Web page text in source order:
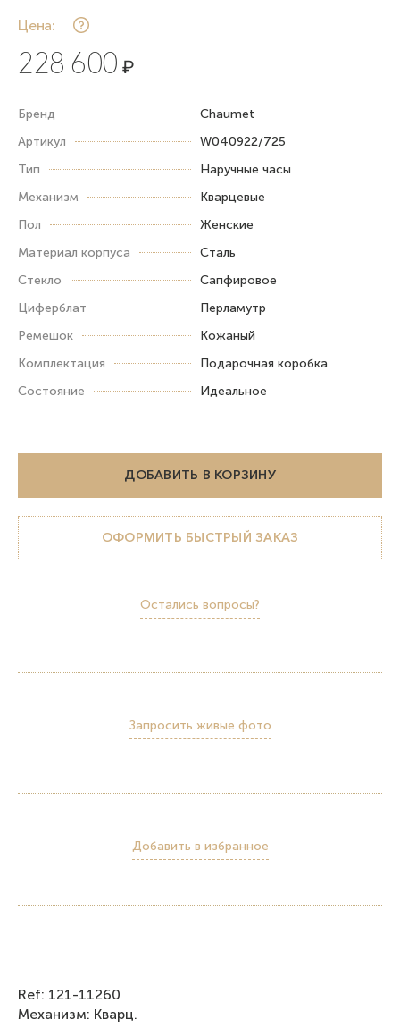
Цена:
228 600 ₽
Бренд
Chaumet
Артикул
W040922/725
Тип
Наручные часы
Механизм
Кварцевые
Пол
Женские
Материал корпуса
Сталь
Стекло
Сапфировое
Циферблат
Перламутр
Ремешок
Кожаный
Комплектация
Подарочная коробка
Состояние
Идеальное
ДОБАВИТЬ В КОРЗИНУ
ОФОРМИТЬ БЫСТРЫЙ ЗАКАЗ
Остались вопросы?
Запросить живые фото
Добавить в избранное
Ref: 121-11260
Механизм: Кварц.